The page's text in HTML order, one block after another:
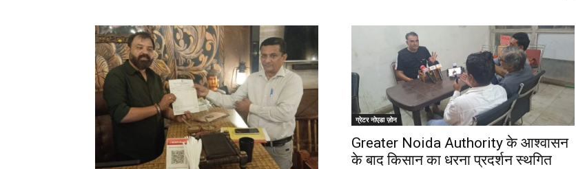
ग्रेटर नोएडा ज़ोन
Greater Noida Authority के आश्वासन
के बाद किसान का धरना प्रदर्शन स्थगित